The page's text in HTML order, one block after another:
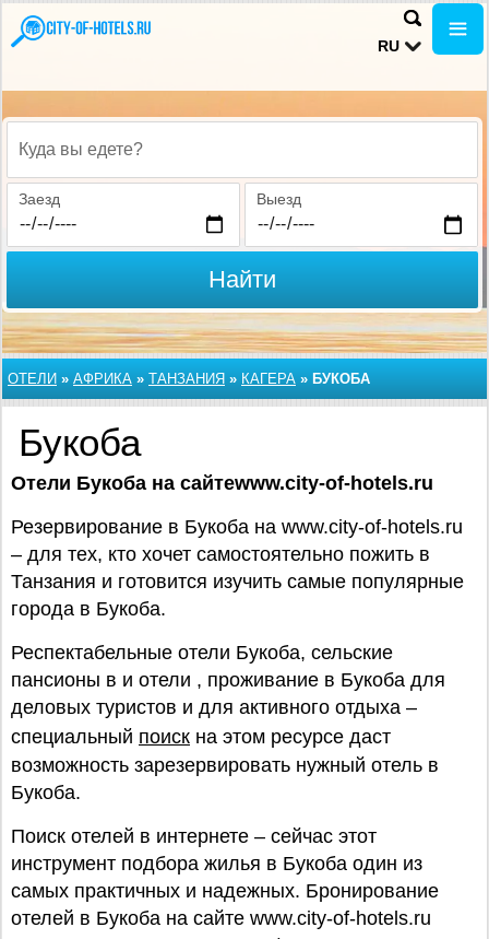
RU
Куда вы едете?
Заезд Выезд
Найти
ОТЕЛИ » АФРИКА » ТАНЗАНИЯ » КАГЕРА » БУКОБА
Букоба
Отели Букоба на сайтеwww.city-of-hotels.ru
Резервирование в Букоба на www.city-of-hotels.ru
– для тех, кто хочет самостоятельно пожить в
Танзания и готовится изучить самые популярные
города в Букоба.
Респектабельные отели Букоба, сельские
пансионы в и отели , проживание в Букоба для
деловых туристов и для активного отдыха –
специальный поиск на этом ресурсе даст
возможность зарезервировать нужный отель в
Букоба.
Поиск отелей в интернете – сейчас этот
инструмент подбора жилья в Букоба один из
самых практичных и надежных. Бронирование
отелей в Букоба на сайте www.city-of-hotels.ru